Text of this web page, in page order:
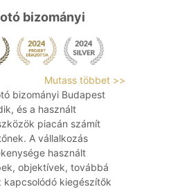
bizományi
Mutass többet >>
bizományi Budapest
és a használt
piacán számít
A vállalkozás
használt
objektívek, továbbá
kapcsolódó kiegészítők